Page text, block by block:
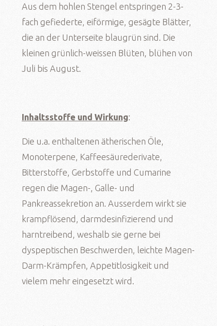
Aus dem hohlen Stengel entspringen 2-3-
fach gefiederte, eiförmige, gesägte Blätter,
die an der Unterseite blaugrün sind. Die
kleinen grünlich-weissen Blüten, blühen von
Juli bis August.
Inhaltsstoffe und Wirkung:
Die u.a. enthaltenen ätherischen Öle,
Monoterpene, Kaffeesäurederivate,
Bitterstoffe, Gerbstoffe und Cumarine
regen die Magen-, Galle- und
Pankreassekretion an. Ausserdem wirkt sie
krampflösend, darmdesinfizierend und
harntreibend, weshalb sie gerne bei
dyspeptischen Beschwerden, leichte Magen-
Darm-Krämpfen, Appetitlosigkeit und
vielem mehr eingesetzt wird.